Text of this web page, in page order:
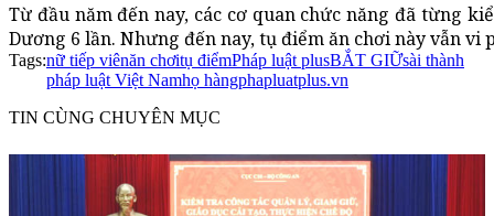
Từ đầu năm đến nay, các cơ quan chức năng đã từng
Dương 6 lần. Nhưng đến nay, tụ điểm ăn chơi này vẫn vi
Tags:nữ tiếp viênăn chơitụ điểmPháp luật plusBẮT GIỮsài thành
pháp luật Việt Namhọ hàngphapluatplus.vn
TIN CÙNG CHUYÊN MỤC